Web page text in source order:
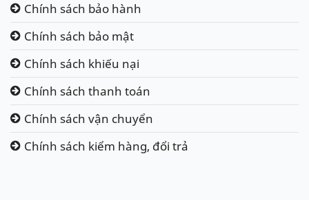
Chính sách bảo hành
Chính sách bảo mật
Chính sách khiếu nại
Chính sách thanh toán
Chính sách vận chuyển
Chính sách kiểm hàng, đổi trả